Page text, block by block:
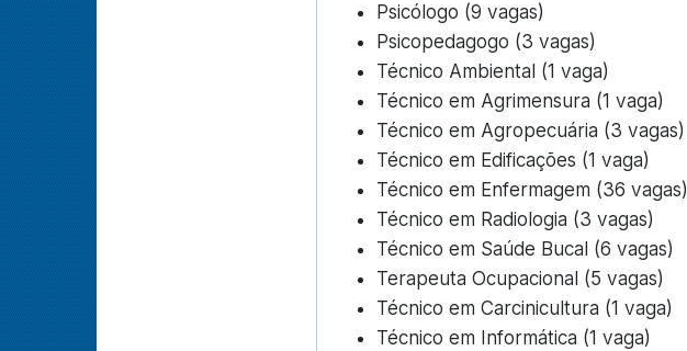
Psicólogo (9 vagas)
Psicopedagogo (3 vagas)
Técnico Ambiental (1 vaga)
Técnico em Agrimensura (1 vaga)
Técnico em Agropecuária (3 vagas)
Técnico em Edificações (1 vaga)
Técnico em Enfermagem (36 vagas)
Técnico em Radiologia (3 vagas)
Técnico em Saúde Bucal (6 vagas)
Terapeuta Ocupacional (5 vagas)
Técnico em Carcinicultura (1 vaga)
Técnico em Informática (1 vaga)